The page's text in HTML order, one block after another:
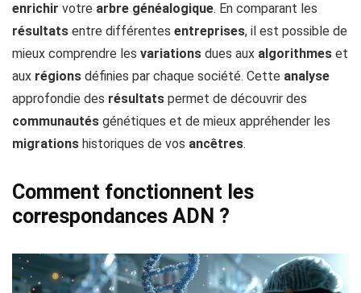
enrichir votre arbre généalogique. En comparant les
résultats entre différentes entreprises, il est possible de
mieux comprendre les variations dues aux algorithmes et
aux régions définies par chaque société. Cette analyse
approfondie des résultats permet de découvrir des
communautés génétiques et de mieux appréhender les
migrations historiques de vos ancêtres.
Comment fonctionnent les
correspondances ADN ?